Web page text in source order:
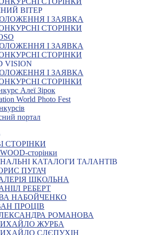
ВІТЕР
І ЗАЯВКА
СТОРІНКИ
І ЗАЯВКА
СТОРІНКИ
VISION
І ЗАЯВКА
СТОРІНКИ
Алеї Зірок
World Photo Fest
портал
СТОРІНКИ
сторінки
КАТАЛОГИ ТАЛАНТІВ
ПУГАЧ
ШКОЛЬНА
РЕБЕРТ
НАБОЙЧЕНКО
ПРОЦІВ
РОМАНОВА
ЖУРБА
СЛЄПУХІН